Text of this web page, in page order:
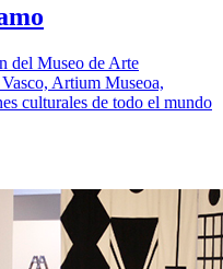
del Museo de Arte
Artium Museoa,
culturales de todo el mundo